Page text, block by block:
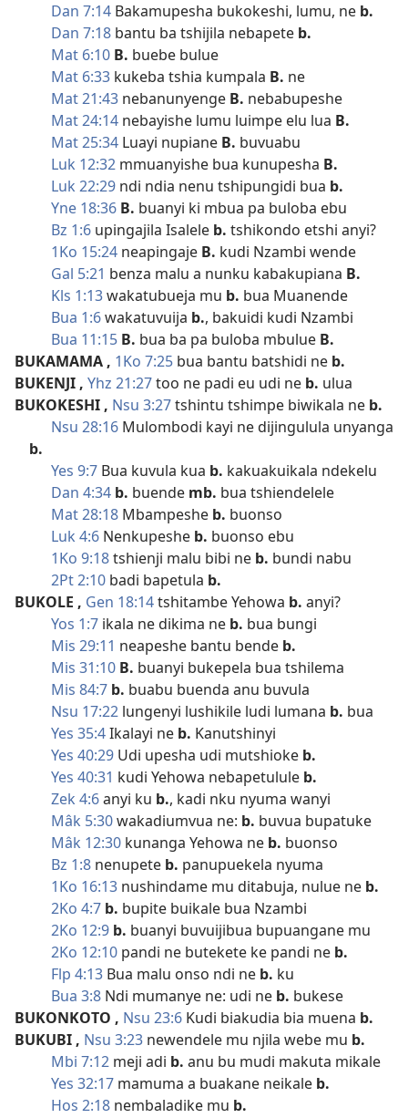
Dan 7:14 Bakamupesha bukokeshi, lumu, ne b.
Dan 7:18 bantu ba tshijila nebapete b.
Mat 6:10 B. buebe bulue
Mat 6:33 kukeba tshia kumpala B. ne
Mat 21:43 nebanunyenge B. nebabupeshe
Mat 24:14 nebayishe lumu luimpe elu lua B.
Mat 25:34 Luayi nupiane B. buvuabu
Luk 12:32 mmuanyishe bua kunupesha B.
Luk 22:29 ndi ndia nenu tshipungidi bua b.
Yne 18:36 B. buanyi ki mbua pa buloba ebu
Bz 1:6 upingajila Isalele b. tshikondo etshi anyi?
1Ko 15:24 neapingaje B. kudi Nzambi wende
Gal 5:21 benza malu a nunku kabakupiana B.
Kls 1:13wakatubueja mu b. bua Muanende
Bua 1:6wakatuvuija b., bakuidi kudi Nzambi
Bua 11:15 B. bua ba pa buloba mbulue B.
BUKAMAMA , 1Ko 7:25 bua bantu batshidi ne b.
BUKENJI , Yhz 21:27too ne padi eu udi ne b. ulua
BUKOKESHI , Nsu 3:27tshintu tshimpe biwikala ne b.
Nsu 28:16 Mulombodi kayi ne dijingulula unyanga
b.
Yes 9:7 Bua kuvula kua b. kakuakuikala ndekelu
Dan 4:34 b. buende mb. bua tshiendelele
Mat 28:18 Mbampeshe b. buonso
Luk 4:6 Nenkupeshe b. buonso ebu
1Ko 9:18tshienji malu bibi ne b. bundi nabu
2Pt 2:10 badi bapetula b.
BUKOLE , Gen 18:14tshitambe Yehowa b. anyi?
Yos 1:7 ikala ne dikima ne b. bua bungi
Mis 29:11 neapeshe bantu bende b.
Mis 31:10 B. buanyi bukepela bua tshilema
Mis 84:7 b. buabu buenda anu buvula
Nsu 17:22 lungenyi lushikile ludi lumana b. bua
Yes 35:4Ikalayi ne b. Kanutshinyi
Yes 40:29 Udi upesha udi mutshioke b.
Yes 40:31 kudi Yehowa nebapetulule b.
Zek 4:6anyi ku b., kadi nku nyuma wanyi
Mâk 5:30wakadiumvua ne: b. buvua bupatuke
Mâk 12:30 kunanga Yehowa ne b. buonso
Bz 1:8 nenupete b. panupuekela nyuma
1Ko 16:13 nushindame mu ditabuja, nulue ne b.
2Ko 4:7 b. bupite buikale bua Nzambi
2Ko 12:9 b. buanyi buvuijibua bupuangane mu
2Ko 12:10 pandi ne butekete ke pandi ne b.
Flp 4:13 Bua malu onso ndi ne b. ku
Bua 3:8 Ndi mumanye ne: udi ne b. bukese
BUKONKOTO , Nsu 23:6 Kudi biakudia bia muena b.
BUKUBI , Nsu 3:23 newendele mu njila webe mu b.
Mbi 7:12 meji adi b. anu bu mudi makuta mikale
Yes 32:17 mamuma a buakane neikale b.
Hos 2:18 nembaladike mu b.